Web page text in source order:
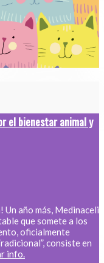
el bienestar animal y
año más, Medinaceli
que somete a los
oficialmente
consiste en
info.